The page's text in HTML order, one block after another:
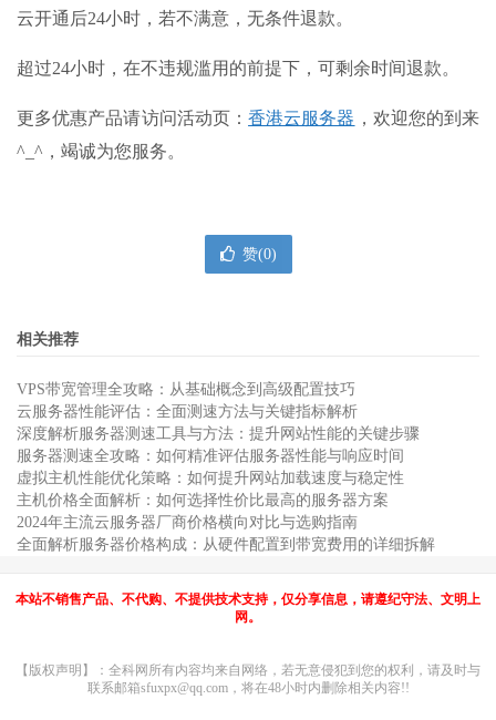
云开通后24小时，若不满意，无条件退款。
超过24小时，在不违规滥用的前提下，可剩余时间退款。
更多优惠产品请访问活动页：香港云服务器 ，欢迎您的到来
^_^，竭诚为您服务。
赞(0)
相关推荐
VPS带宽管理全攻略：从基础概念到高级配置技巧
云服务器性能评估：全面测速方法与关键指标解析
深度解析服务器测速工具与方法：提升网站性能的关键步骤
服务器测速全攻略：如何精准评估服务器性能与响应时间
虚拟主机性能优化策略：如何提升网站加载速度与稳定性
主机价格全面解析：如何选择性价比最高的服务器方案
2024年主流云服务器厂商价格横向对比与选购指南
全面解析服务器价格构成：从硬件配置到带宽费用的详细拆解
本站不销售产品、不代购、不提供技术支持，仅分享信息，请遵纪守法、文明上
网。
【版权声明】：全科网所有内容均来自网络，若无意侵犯到您的权利，请及时与
联系邮箱sfuxpx@qq.com，将在48小时内删除相关内容!!